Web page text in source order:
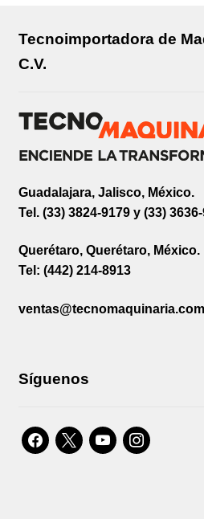
Tecnoimportadora de
C.V.
Guadalajara, Jalisco, México.
Tel. (33) 3824-9179 y (33)
Querétaro, Querétaro, México.
Tel: (442) 214-8913
ventas@tecnomaquinaria.com
Síguenos
facebook
x youtubeinstagram